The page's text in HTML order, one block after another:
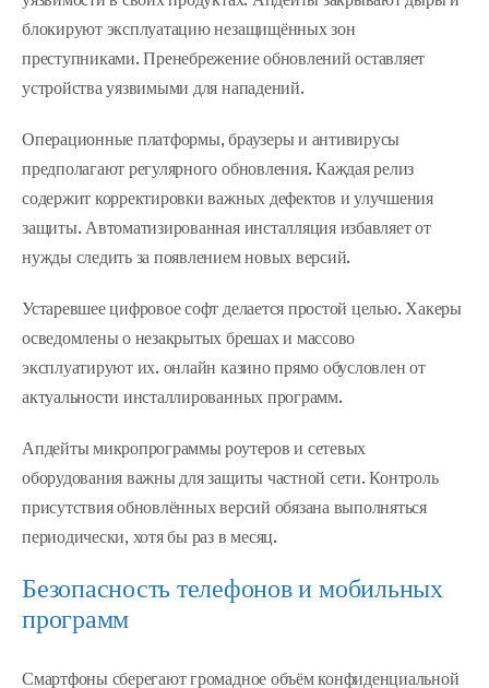
блокируют эксплуатацию незащищённых зон
преступниками. Пренебрежение обновлений оставляет
устройства уязвимыми для нападений.
Операционные платформы, браузеры и антивирусы
предполагают регулярного обновления. Каждая релиз
содержит корректировки важных дефектов и улучшения
защиты. Автоматизированная инсталляция избавляет от
нужды следить за появлением новых версий.
Устаревшее цифровое софт делается простой целью. Хакеры
осведомлены о незакрытых брешах и массово
эксплуатируют их. онлайн казино прямо обусловлен от
актуальности инсталлированных программ.
Апдейты микропрограммы роутеров и сетевых
оборудования важны для защиты частной сети. Контроль
присутствия обновлённых версий обязана выполняться
периодически, хотя бы раз в месяц.
Безопасность телефонов и мобильных
программ
Смартфоны сберегают громадное объём конфиденциальной